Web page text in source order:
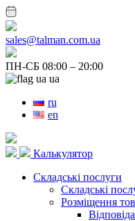
sales@talman.com.ua
ПН-СБ 08:00 – 20:00
ua
ru
en
Калькулятор
Складські послуги
Складські
Розміщення